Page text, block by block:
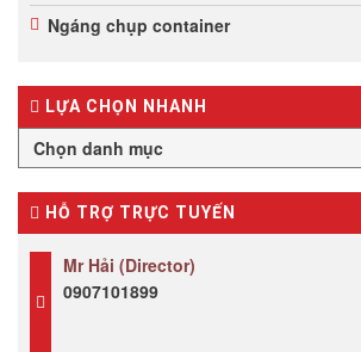
Ngáng chụp container
LỰA CHỌN NHANH
HỖ TRỢ TRỰC TUYẾN
Mr Hải (Director)
0907101899